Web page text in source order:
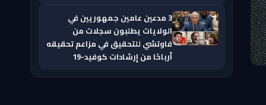
3 مدعين عامين جمهوريين في
الولايات يطلبون سجلات من
فاوتشي للتحقيق في مزاعم تحقيقه
أرباحًا من إرشادات كوفيد-19